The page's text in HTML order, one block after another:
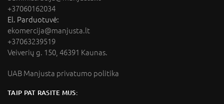
+37060162034
El. Parduotuvė:
ekomercija@manjusta.lt
+37063239519
Veiverių g. 150, 46391 Kaunas.
UAB Manjusta privatumo politika
TAIP PAT RASITE MUS: